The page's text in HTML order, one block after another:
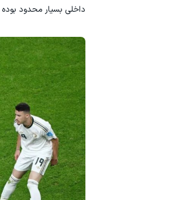
داخلی بسیار محدود